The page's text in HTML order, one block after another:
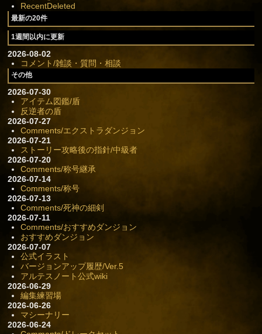
RecentDeleted
最新の20件
1週間以内に更新
2026-08-02
コメント/雑談・質問・相談
その他
2026-07-30
アイテム図鑑/盾
反逆者の盾
2026-07-27
Comments/エクストラダンジョン
2026-07-21
ストーリー攻略後の指針/中級者
2026-07-20
Comments/称号継承
2026-07-14
Comments/称号
2026-07-13
Comments/死神の細剣
2026-07-11
Comments/おすすめダンジョン
おすすめダンジョン
2026-07-07
公式イラスト
バージョンアップ履歴/Ver.5
アルテスノート公式wiki
2026-06-29
編集練習場
2026-06-26
マシーナリー
2026-06-24